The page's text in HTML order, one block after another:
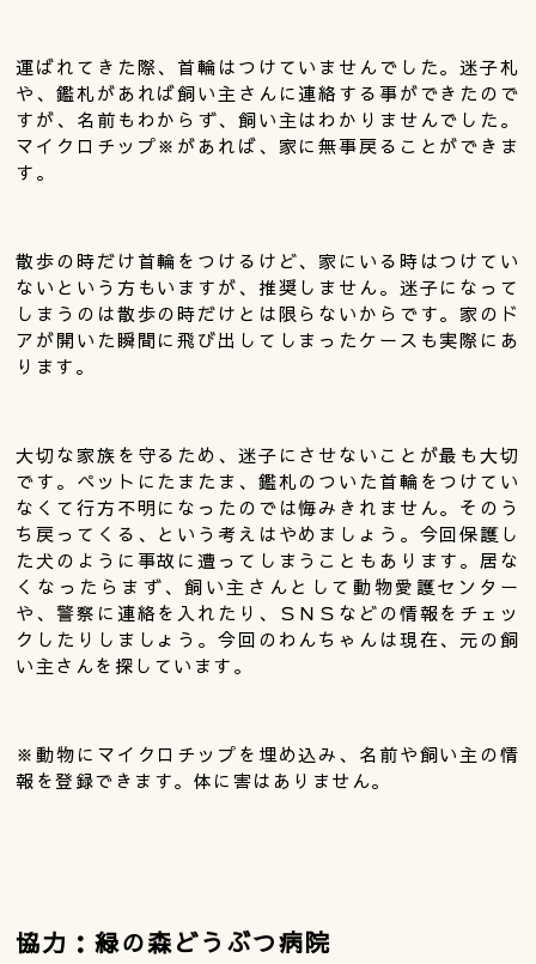
運ばれてきた際、首輪はつけていませんでした。迷子札
や、鑑札があれば飼い主さんに連絡する事ができたので
すが、名前もわからず、飼い主はわかりませんでした。
マイクロチップ※があれば、家に無事戻ることができま
す。
散歩の時だけ首輪をつけるけど、家にいる時はつけてい
ないという方もいますが、推奨しません。迷子になって
しまうのは散歩の時だけとは限らないからです。家のド
アが開いた瞬間に飛び出してしまったケースも実際にあ
ります。
大切な家族を守るため、迷子にさせないことが最も大切
です。ペットにたまたま、鑑札のついた首輪をつけてい
なくて行方不明になったのでは悔みきれません。そのう
ち戻ってくる、という考えはやめましょう。今回保護し
た犬のように事故に遭ってしまうこともあります。居な
くなったらまず、飼い主さんとして動物愛護センター
や、警察に連絡を入れたり、ＳＮＳなどの情報をチェッ
クしたりしましょう。今回のわんちゃんは現在、元の飼
い主さんを探しています。
※動物にマイクロチップを埋め込み、名前や飼い主の情
報を登録できます。体に害はありません。
協力：緑の森どうぶつ病院